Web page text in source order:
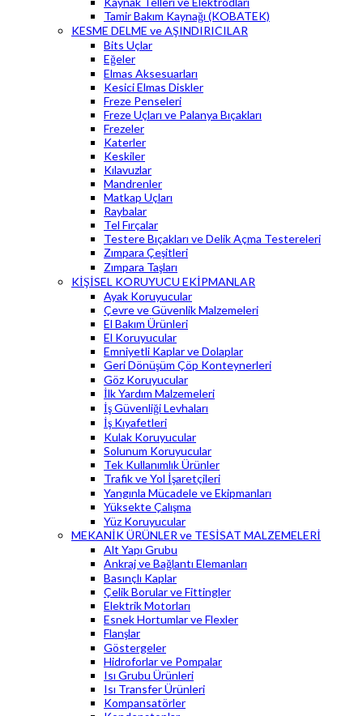
Tamir Bakım Kaynağı (KOBATEK)
KESME DELME ve AŞINDIRICILAR
Bits Uçlar
Eğeler
Elmas Aksesuarları
Kesici Elmas Diskler
Freze Penseleri
Freze Uçları ve Palanya Bıçakları
Frezeler
Katerler
Keskiler
Kılavuzlar
Mandrenler
Matkap Uçları
Raybalar
Tel Fırçalar
Testere Bıçakları ve Delik Açma Testereleri
Zımpara Çeşitleri
Zımpara Taşları
KİŞİSEL KORUYUCU EKİPMANLAR
Ayak Koruyucular
Çevre ve Güvenlik Malzemeleri
El Bakım Ürünleri
El Koruyucular
Emniyetli Kaplar ve Dolaplar
Geri Dönüşüm Çöp Konteynerleri
Göz Koruyucular
İlk Yardım Malzemeleri
İş Güvenliği Levhaları
İş Kıyafetleri
Kulak Koruyucular
Solunum Koruyucular
Tek Kullanımlık Ürünler
Trafik ve Yol İşaretçileri
Yangınla Mücadele ve Ekipmanları
Yüksekte Çalışma
Yüz Koruyucular
MEKANİK ÜRÜNLER ve TESİSAT MALZEMELERİ
Alt Yapı Grubu
Ankraj ve Bağlantı Elemanları
Basınçlı Kaplar
Çelik Borular ve Fittingler
Elektrik Motorları
Esnek Hortumlar ve Flexler
Flanşlar
Göstergeler
Hidroforlar ve Pompalar
Isı Grubu Ürünleri
Isı Transfer Ürünleri
Kompansatörler